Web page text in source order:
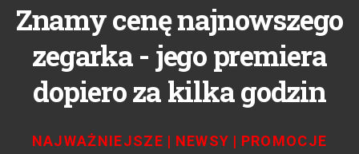
Znamy cenę najnowszego
zegarka - jego premiera
dopiero za kilka godzin
NAJWAŻNIEJSZE | NEWSY | PROMOCJE